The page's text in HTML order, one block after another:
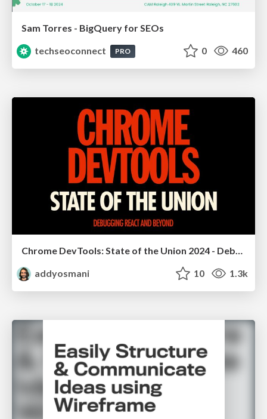
Sam Torres - BigQuery for SEOs
techseoconnect
PRO 0 460
addyosmani
10 1.3k